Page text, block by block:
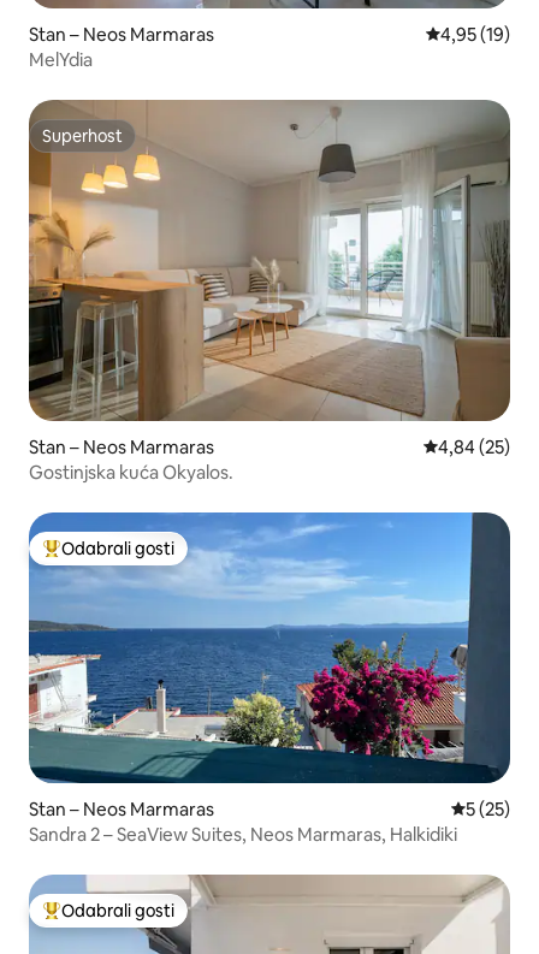
Stan – Neos Marmaras Prosječna
4,95 (19)
MelYdia
Superhost
Superhost
Stan – Neos Marmaras Prosječna
4,84 (25)
Gostinjska kuća Okyalos.
Među najviše rangiranima s oznakom „Odabrali gosti”
Odabrali gosti
Stan – Neos Marmaras Prosječna
5 (25)
Sandra 2 – SeaView Suites, Neos Marmaras, Halkidiki
Među najviše rangiranima s oznakom „Odabrali gosti”
Odabrali gosti